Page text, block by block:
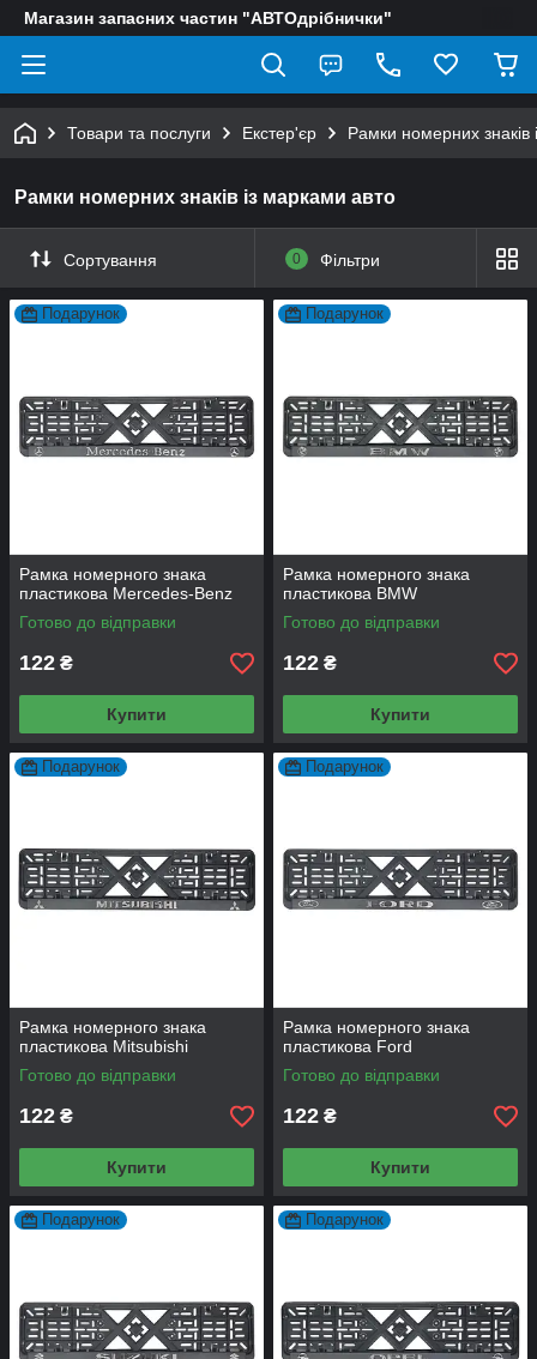
Магазин запасних частин "АВТОдрібнички"
Товари та послуги Екстер'єр Рамки номерних знаків
Рамки номерних знаків із марками авто
Сортування 0 Фільтри
Подарунок
Рамка номерного знака
пластикова Mercedes-Benz
Готово до відправки
122 ₴
Купити
Подарунок
Рамка номерного знака
пластикова BMW
Готово до відправки
122 ₴
Купити
Подарунок
Рамка номерного знака
пластикова Mitsubishi
Готово до відправки
122 ₴
Купити
Подарунок
Рамка номерного знака
пластикова Ford
Готово до відправки
122 ₴
Купити
Подарунок Подарунок